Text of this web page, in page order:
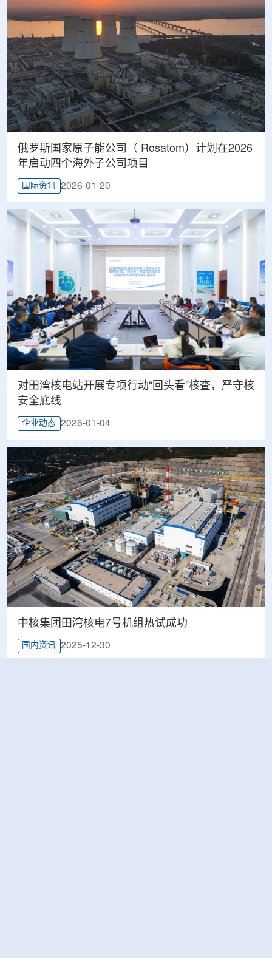
俄罗斯国家原子能公司（ Rosatom）计划在2026
年启动四个海外子公司项目
国际资讯 2026-01-20
对田湾核电站开展专项行动“回头看”核查，严守核
安全底线
企业动态 2026-01-04
中核集团田湾核电7号机组热试成功
国内资讯 2025-12-30